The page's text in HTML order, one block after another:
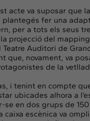
acte va suposar que
plantegés fer una
per a tots els seus
projecció del
Teatre Auditori de
que, novament, va
de la
i tenint en compte
ubicades alhora a
se en dos grups de
caixa escènica va